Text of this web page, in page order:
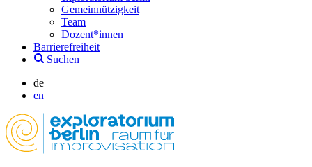
Gemeinnützigkeit
Team
Dozent*innen
Barrierefreiheit
Suchen
de
en